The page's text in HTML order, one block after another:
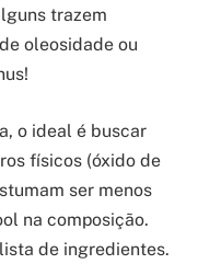
trazem
oleosidade ou
o ideal é buscar
físicos (óxido de
ser menos
na composição.
de ingredientes.